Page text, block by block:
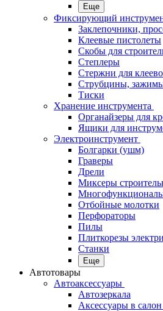
Еще
Фиксирующий
Заклепочники,
Клеевые пистолеты
Скобы для
Степлеры
Стержни для
Струбцины,
Тиски
Хранение инструмента
Органайзеры для
Ящики для
Электроинструмент
Болгарки (ушм)
Граверы
Дрели
Миксеры
Отбойные молотки
Перфораторы
Пилы
Плиткорезы
Станки
Еще
Автотовары
Автоаксессуары
Автозеркала
Аксессуары в салон